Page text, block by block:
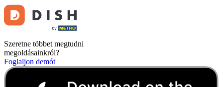
Szeretne többet megtudni
megoldásainkról?
Foglaljon demót